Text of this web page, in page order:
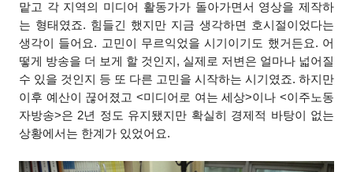
맡고 각 지역의 미디어 활동가가 돌아가면서 영상을 제작하
는 형태였죠. 힘들긴 했지만 지금 생각하면 호시절이었다는
생각이 들어요. 고민이 무르익었을 시기이기도 했거든요. 어
떻게 방송을 더 보게 할 것인지, 실제로 저변은 얼마나 넓어질
수 있을 것인지 등 또 다른 고민을 시작하는 시기였죠. 하지만
이후 예산이 끊어졌고 <미디어로 여는 세상>이나 <이주노동
자방송>은 2년 정도 유지됐지만 확실히 경제적 바탕이 없는
상황에서는 한계가 있었어요.